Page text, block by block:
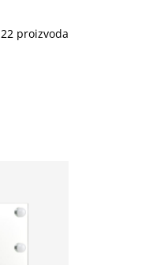
22 proizvoda